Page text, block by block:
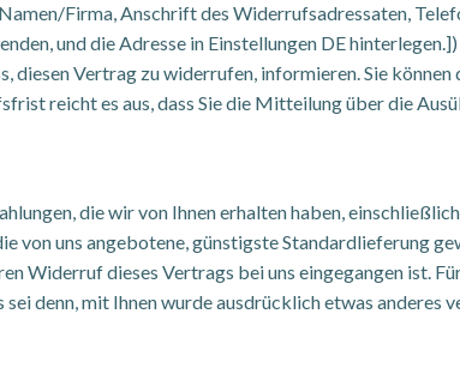
Firma, Anschrift des Widerrufsadressaten,
und die Adresse in Einstellungen DE
diesen Vertrag zu widerrufen, informieren. Sie
reicht es aus, dass Sie die Mitteilung über die
die wir von Ihnen erhalten haben,
von uns angebotene, günstigste Standardlieferung
Widerruf dieses Vertrags bei uns eingegangen ist.
denn, mit Ihnen wurde ausdrücklich etwas anderes